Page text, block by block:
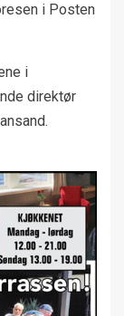
i Posten
i
direktør